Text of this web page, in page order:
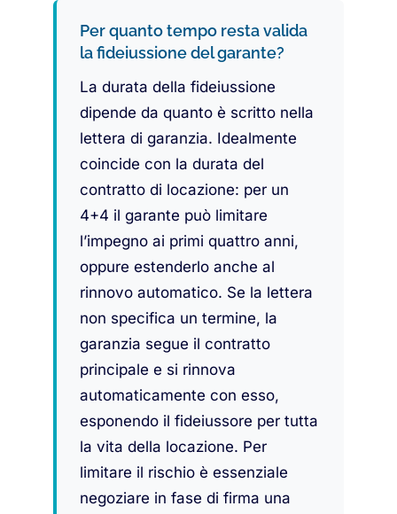
Per quanto tempo resta valida
la fideiussione del garante?
La durata della fideiussione
dipende da quanto è scritto nella
lettera di garanzia. Idealmente
coincide con la durata del
contratto di locazione: per un
4+4 il garante può limitare
l’impegno ai primi quattro anni,
oppure estenderlo anche al
rinnovo automatico. Se la lettera
non specifica un termine, la
garanzia segue il contratto
principale e si rinnova
automaticamente con esso,
esponendo il fideiussore per tutta
la vita della locazione. Per
limitare il rischio è essenziale
negoziare in fase di firma una